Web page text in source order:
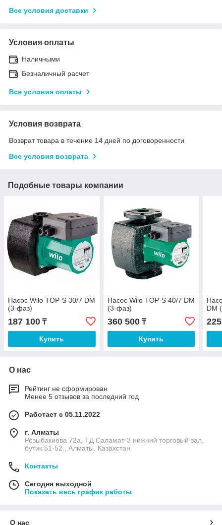
Все условия доставки
Условия оплаты
Наличными
Безналичный расчет
Все условия оплаты
Условия возврата
Возврат товара в течение 14 дней по договоренности
Все условия возврата
Подобные товары компании
Насос Wilo TOP-S 30/7 DM
(3-фаз)
187 100 ₸
Купить
Насос Wilo TOP-S 40/7 DM
(3-фаз)
360 500₸
Купить
DM
О нас
Рейтинг не сформирован
Менее 5 отзывов за последний год
Работает с 05.11.2022
г. Алматы
Розыбакиева 72а, ТД Саламат-3 нижний торговый зал,
бутик 51-52., Алматы, Казахстан
Контакты
Сегодня выходной
Показать весь график работы
О нас